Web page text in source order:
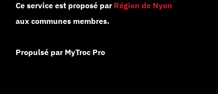
Ce service est proposé par Région de Nyon
aux communes membres.
Propulsé par MyTroc Pro